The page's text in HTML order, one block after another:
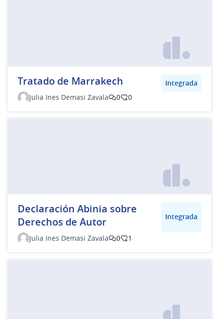
Tratado de Marrakech
Integrada
Julia Ines Demasi Zavala
0 0
Declaración Abinia sobre
Derechos de Autor
Integrada
Julia Ines Demasi Zavala 0 1